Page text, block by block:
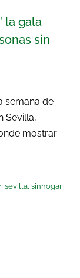
la gala
sin
semana de
Sevilla,
mostrar
,sevilla,sinhogar